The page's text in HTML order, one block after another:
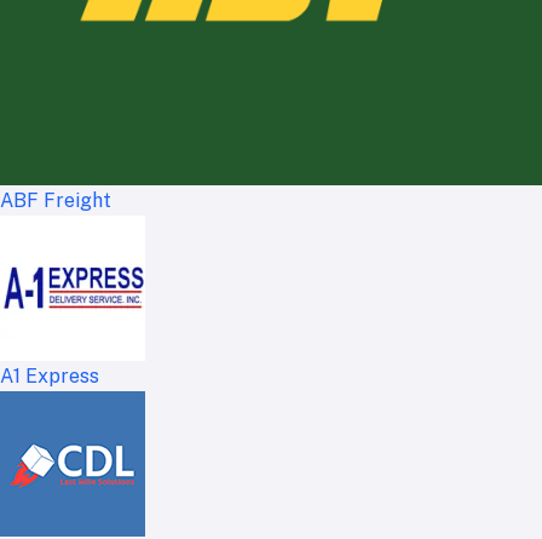
ABF Freight
A1 Express